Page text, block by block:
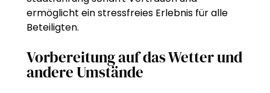
ermöglicht ein stressfreies Erlebnis für alle
Beteiligten.
Vorbereitung auf das Wetter und
andere Umstände